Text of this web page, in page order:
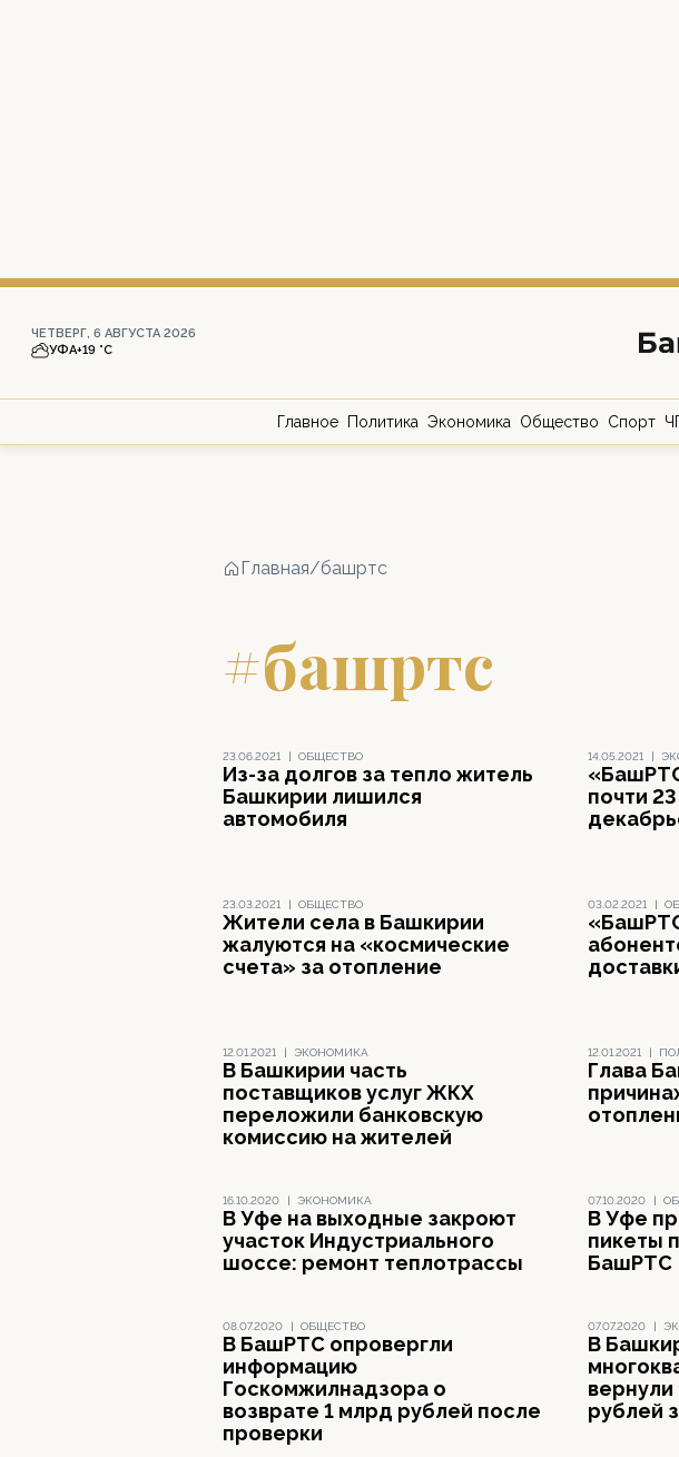
ЧЕТВЕРГ, 6 АВГУСТА 2026
УФА+19 °С
Главное Политика Экономика Общество Спорт
Главная/башртс
#башртс
23.06.2021 | ОБЩЕСТВО
Из-за долгов за тепло житель
Башкирии лишился
автомобиля
14.05.2021 |
почти
23.03.2021 | ОБЩЕСТВО
Жители села в Башкирии
жалуются на «космические
счета» за отопление
03.02.2021 |
12.01.2021 | ЭКОНОМИКА
В Башкирии часть
поставщиков услуг ЖКХ
переложили банковскую
комиссию на жителей
12.01.2021 |
Глава
16.10.2020 | ЭКОНОМИКА
В Уфе на выходные закроют
участок Индустриального
шоссе: ремонт теплотрассы
07.10.2020 |
В Уфе
пикеты
БашРТС
08.07.2020 | ОБЩЕСТВО
В БашРТС опровергли
информацию
Госкомжилнадзора о
возврате 1 млрд рублей после
проверки
07.07.2020 |
В
рублей